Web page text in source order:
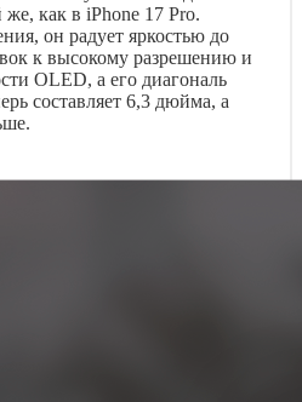
как в iPhone 17 Pro.
он радует яркостью до
к высокому разрешению и
OLED, а его диагональ
составляет 6,3 дюйма, а